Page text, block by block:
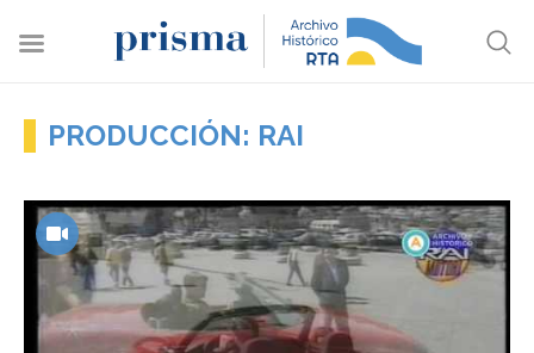
PRODUCCIÓN: RAI